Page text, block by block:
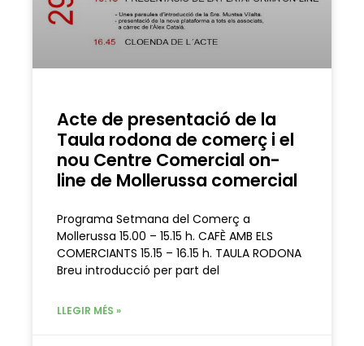
Acte de presentació de la
Taula rodona de comerç i el
nou Centre Comercial on-
line de Mollerussa comercial
Programa Setmana del Comerç a
Mollerussa 15.00 – 15.15 h. CAFÈ AMB ELS
COMERCIANTS 15.15 – 16.15 h. TAULA RODONA
Breu introducció per part del
LLEGIR MÉS »